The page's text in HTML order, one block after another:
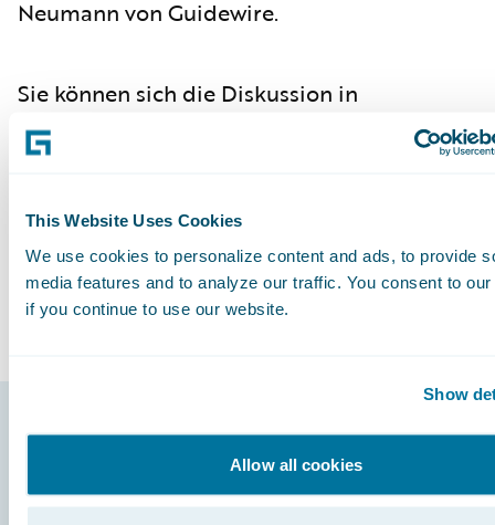
This Website Uses Cookies
We use cookies to personalize content and ads, to provide
media features and to analyze our traffic. You consent to
if you continue to use our website.
Show
Allow all cookies
Neumann von Guidewire.
Sie können sich die Diskussion in
dieser
anhören.
See More Articles
Subscribe to Our Blog
Footer